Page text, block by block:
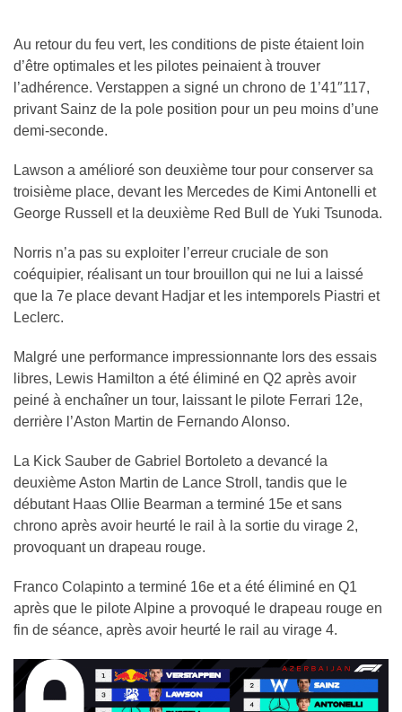
Au retour du feu vert, les conditions de piste étaient loin
d’être optimales et les pilotes peinaient à trouver
l’adhérence. Verstappen a signé un chrono de 1’41″117,
privant Sainz de la pole position pour un peu moins d’une
demi-seconde.
Lawson a amélioré son deuxième tour pour conserver sa
troisième place, devant les Mercedes de Kimi Antonelli et
George Russell et la deuxième Red Bull de Yuki Tsunoda.
Norris n’a pas su exploiter l’erreur cruciale de son
coéquipier, réalisant un tour brouillon qui ne lui a laissé
que la 7e place devant Hadjar et les intemporels Piastri et
Leclerc.
Malgré une performance impressionnante lors des essais
libres, Lewis Hamilton a été éliminé en Q2 après avoir
peiné à enchaîner un tour, laissant le pilote Ferrari 12e,
derrière l’Aston Martin de Fernando Alonso.
La Kick Sauber de Gabriel Bortoleto a devancé la
deuxième Aston Martin de Lance Stroll, tandis que le
débutant Haas Ollie Bearman a terminé 15e et sans
chrono après avoir heurté le rail à la sortie du virage 2,
provoquant un drapeau rouge.
Franco Colapinto a terminé 16e et a été éliminé en Q1
après que le pilote Alpine a provoqué le drapeau rouge en
fin de séance, après avoir heurté le rail au virage 4.